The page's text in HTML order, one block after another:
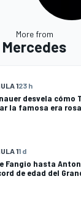
More from
Mercedes
123 h
desvela cómo
la famosa era
11 d
Fangio hasta
de edad del